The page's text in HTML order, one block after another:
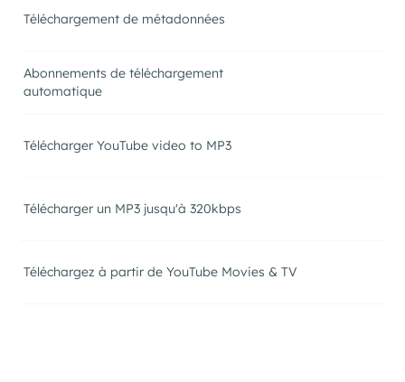
Téléchargement de métadonnées
Abonnements de téléchargement
automatique
Télécharger YouTube video to MP3
Télécharger un MP3 jusqu'à 320kbps
Téléchargez à partir de YouTube Movies & TV